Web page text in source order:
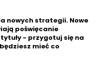
nowych strategii. Nowe
poświęcanie
- przygotuj się na
mieć co